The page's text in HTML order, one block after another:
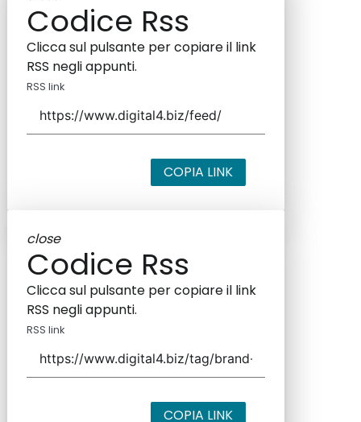
Codice Rss
Clicca sul pulsante per copiare il link
RSS negli appunti.
RSS link
COPIA LINK
close
Codice Rss
Clicca sul pulsante per copiare il link
RSS negli appunti.
RSS link
COPIA LINK